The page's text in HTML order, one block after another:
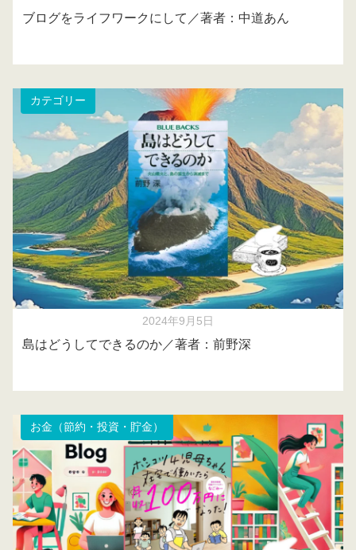
ブログをライフワークにして／著者：中道あん
カテゴリー
2024年9月5日
島はどうしてできるのか／著者：前野深
お金（節約・投資・貯金）